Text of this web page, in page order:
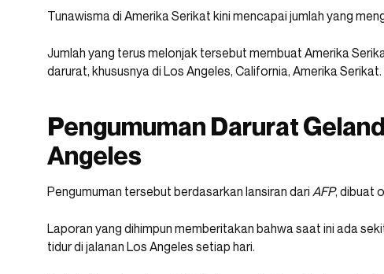
Tunawisma di Amerika Serikat kini mencapai jumlah yang
Jumlah yang terus melonjak tersebut membuat Amerika
darurat, khususnya di Los Angeles, California, Amerika Serikat.
Pengumuman Darurat
Angeles
Pengumuman tersebut berdasarkan lansiran dari AFP, dibuat
Laporan yang dihimpun memberitakan bahwa saat ini ada
tidur di jalanan Los Angeles setiap hari.